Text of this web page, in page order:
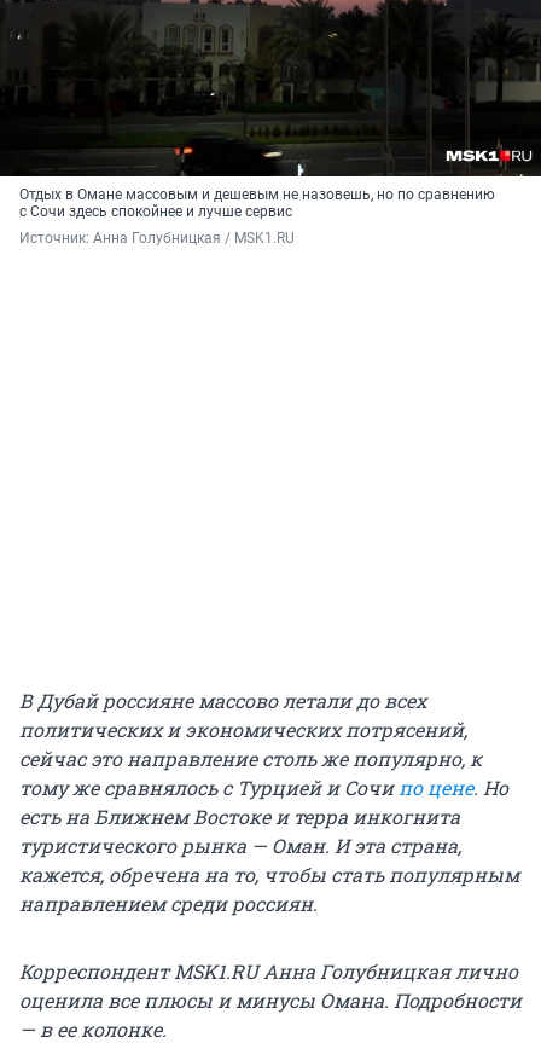
Отдых в Омане массовым и дешевым не назовешь, но по сравнению
с Сочи здесь спокойнее и лучше сервис
Источник: Анна Голубницкая / MSK1.RU
В Дубай россияне массово летали до всех
политических и экономических потрясений,
сейчас это направление столь же популярно, к
тому же сравнялось с Турцией и Сочи по цене. Но
есть на Ближнем Востоке и терра инкогнита
туристического рынка — Оман. И эта страна,
кажется, обречена на то, чтобы стать популярным
направлением среди россиян.
Корреспондент MSK1.RU Анна Голубницкая лично
оценила все плюсы и минусы Омана. Подробности
— в ее колонке.